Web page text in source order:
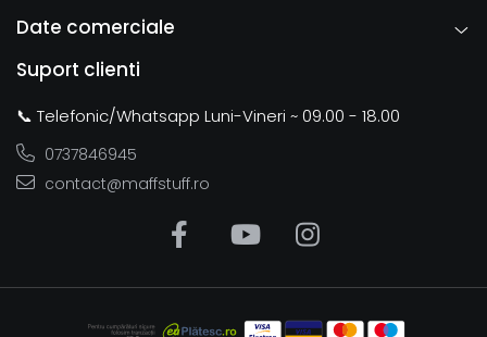
Date comerciale
Suport clienti
📞 Telefonic/Whatsapp Luni-Vineri ~ 09.00 - 18.00
0737846945
contact@maffstuff.ro